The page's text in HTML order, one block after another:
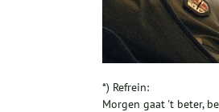
*) Refrein:
Morgen gaat 't beter,